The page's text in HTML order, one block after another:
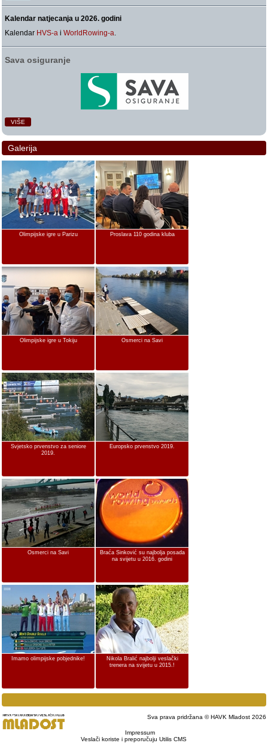
Kalendar natjecanja u 2026. godini
Kalendar HVS-a iWorldRowing-a.
Sava osiguranje
VIŠE
Galerija
Olimpijske igre u Parizu Proslava 110 godina kluba
Olimpijske igre u Tokiju Osmerci na Savi
Svjetsko prvenstvo za seniore
2019.
Europsko prvenstvo 2019.
Osmerci na Savi
Braća Sinković su najbolja posada
na svijetu u 2016. godini
Imamo olimpijske pobjednike!
Nikola Bralić najbolji veslački
trenera na svijetu u 2015.!
Sva prava pridržana © HAVK Mladost 2026
Impressum
Veslači koriste i preporučuju Utilis CMS